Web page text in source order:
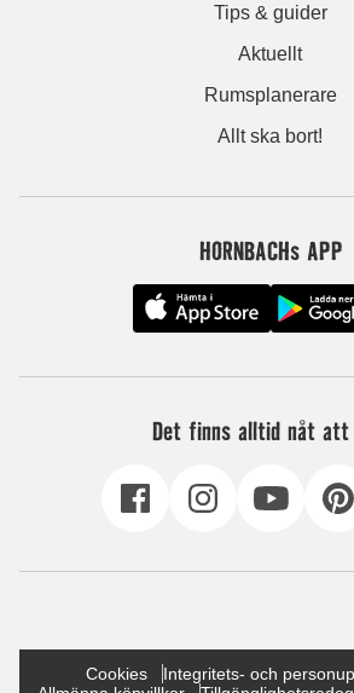
Tips & guider
Aktuellt
Rumsplanerare
Allt ska bort!
HORNBACHs APP
Det finns alltid nåt att
Cookies
Integritets- och